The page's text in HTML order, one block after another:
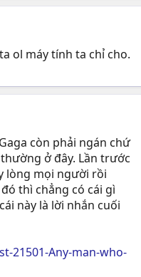
ol máy tính ta chỉ cho.
còn phải ngán chứ
ở đây. Lần trước
lòng mọi người rồi
thì chẳng có cái gì
này là lời nhắn cuối
21501-Any-man-who-